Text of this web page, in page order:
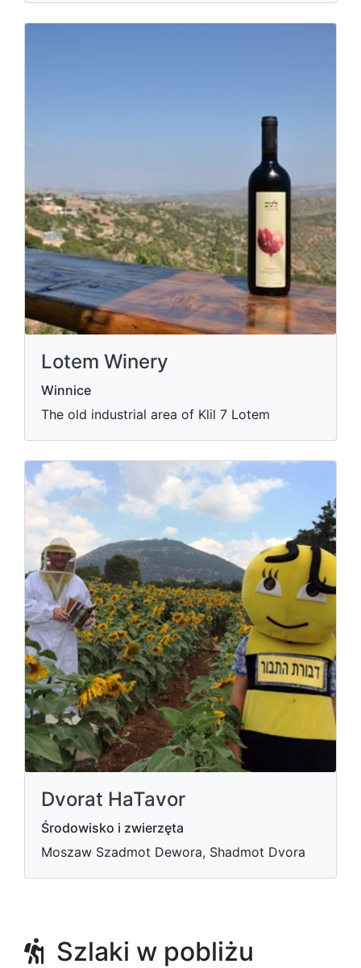
Lotem Winery
Winnice
The old industrial area of Klil 7 Lotem
Dvorat HaTavor
Środowisko i zwierzęta
Moszaw Szadmot Dewora, Shadmot Dvora
Szlaki w pobliżu